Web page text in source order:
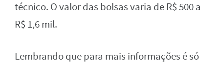
técnico. O valor das bolsas varia de R$ 500 a
R$ 1,6 mil.
Lembrando que para mais informações é só